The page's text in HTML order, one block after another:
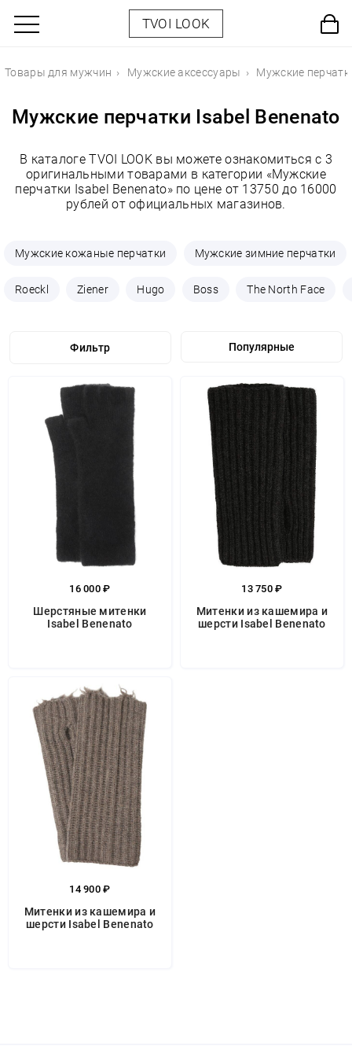
TVOI LOOK
Товары для мужчин Мужские аксессуары Мужские
Мужские перчатки Isabel Benenato
В каталоге TVOI LOOK вы можете ознакомиться с 3
оригинальными товарами в категории «Мужские
перчатки Isabel Benenato» по цене от 13750 до 16000
рублей от официальных магазинов.
Мужские кожаные перчатки Мужские зимние перчатки
Roeckl Ziener Hugo Boss The North Face
Фильтр
16 000 ₽
Шерстяные митенки
Isabel Benenato
13 750 ₽
Митенки из кашемира и
шерсти Isabel Benenato
14 900 ₽
Митенки из кашемира и
шерсти Isabel Benenato